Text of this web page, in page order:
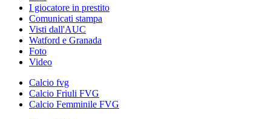
I giocatore in prestito
Comunicati stampa
Visti dall'AUC
Watford e Granada
Foto
Video
Calcio fvg
Calcio Friuli FVG
Calcio Femminile FVG